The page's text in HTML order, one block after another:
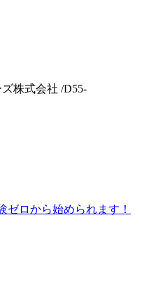
株式会社 /D55-
ロから始められます！